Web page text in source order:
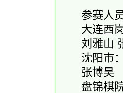
参赛人员
大连西岗
刘雅山 张
沈阳市：
张博昊
盘锦棋院